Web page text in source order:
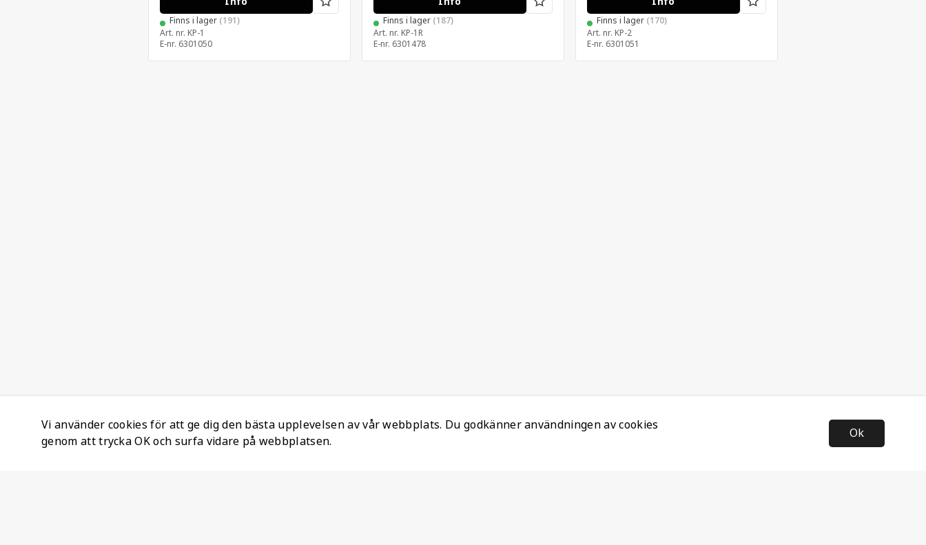
Finns i lager (191)
Art. nr. KP-1
E-nr. 6301050
Finns i lager (187)
Art. nr. KP-1R
E-nr. 6301478
Finns i lager (170)
Art. nr. KP-2
E-nr. 6301051
Vi använder cookies för att ge dig den bästa upplevelsen av vår webbplats. Du godkänner användningen av cookies
genom att trycka OK och surfa vidare på webbplatsen.
Ok